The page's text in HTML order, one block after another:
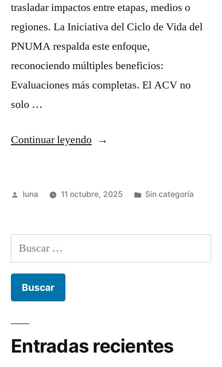
trasladar impactos entre etapas, medios o
regiones. La Iniciativa del Ciclo de Vida del
PNUMA respalda este enfoque,
reconociendo múltiples beneficios:
Evaluaciones más completas. El ACV no
solo …
Continuar leyendo“Análisis
de
¿qué
Publicado
luna 11 octubre, 2025
Publicada
Sin categoría
Buscar:
Entradas recientes